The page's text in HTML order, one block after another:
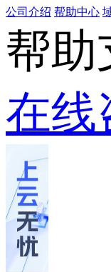
公司介绍 帮助中心
帮助
在线